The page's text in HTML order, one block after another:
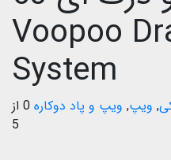
Voopoo
System
, ویپ, ویپ و پاد دوکاره
0 از
5